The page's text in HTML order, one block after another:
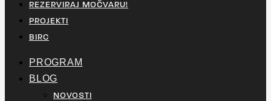
REZERVIRAJ MOČVARU!
PROJEKTI
BIRC
PROGRAM
BLOG
NOVOSTI